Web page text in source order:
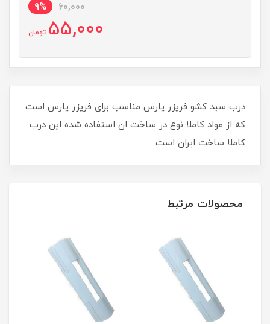
60,000
9%
55,000 تومان
درب سبد کشو فریزر پارس مناسب برای فریزر پارس است
که از مواد کاملا نوع در ساخت ان استفاده شده این درب
کاملا ساخت ایران است
محصولات مرتبط